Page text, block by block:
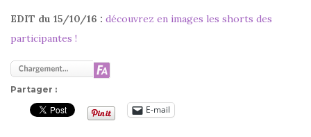
EDIT du 15/10/16 : découvrez en images les shorts des
participantes !
Partager :
E-mail